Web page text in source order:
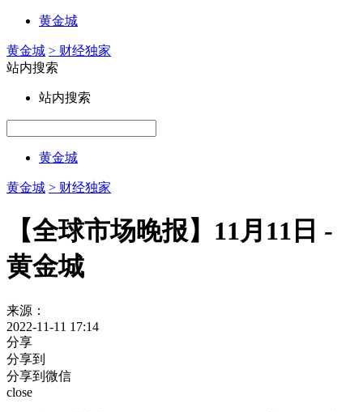
黄金城
黄金城 > 财经独家
站内搜索
站内搜索
黄金城
黄金城 > 财经独家
【全球市场晚报】11月11日 -
黄金城
来源：
2022-11-11 17:14
分享
分享到
分享到微信
close